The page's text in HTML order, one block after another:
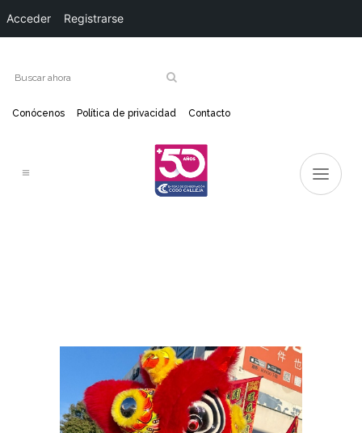
Acceder Registrarse
Conócenos Política de privacidad Contacto